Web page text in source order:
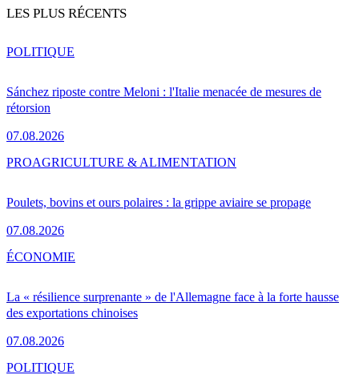
LES PLUS RÉCENTS
Sánchez riposte contre Meloni : l'Italie menacée de mesures de
rétorsion
07.08.2026
POLITIQUE
Poulets, bovins et ours polaires : la grippe aviaire se propage
07.08.2026
PROAGRICULTURE & ALIMENTATION
La « résilience surprenante » de l'Allemagne face à la forte hausse
des exportations chinoises
07.08.2026
ÉCONOMIE
POLITIQUE